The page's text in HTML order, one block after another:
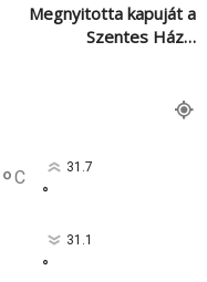
Megnyitotta kapuját a
Szentes Ház…
°C 31.7
°
31.1
°